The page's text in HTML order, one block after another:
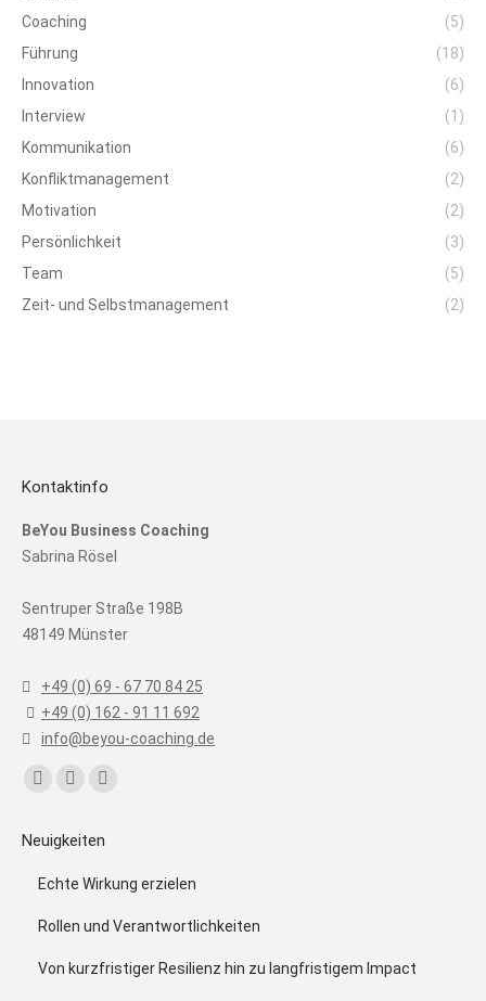
Coaching
(5)
Führung
(18)
Innovation
(6)
Interview
(1)
Kommunikation
(6)
Konfliktmanagement
(2)
Motivation
(2)
Persönlichkeit
(3)
Team
(5)
Zeit- und Selbstmanagement
(2)
Kontaktinfo
BeYou Business Coaching
Sabrina Rösel
Sentruper Straße 198B
48149 Münster
+49 (0) 69 - 67 70 84 25
+49 (0) 162 - 91 11 692
info@beyou-coaching.de
Find us on:
opens
in
window
opens
in
window
opens
in
window
Neuigkeiten
Echte Wirkung erzielen
Rollen und Verantwortlichkeiten
Von kurzfristiger Resilienz hin zu langfristigem Impact